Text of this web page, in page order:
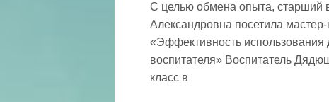
С целью обмена опыта, старший
Александровна посетила
«Эффективность использования
воспитателя» Воспитатель
класс в